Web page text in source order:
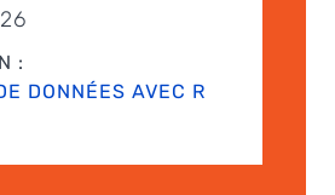
:
DONNÉES AVEC R